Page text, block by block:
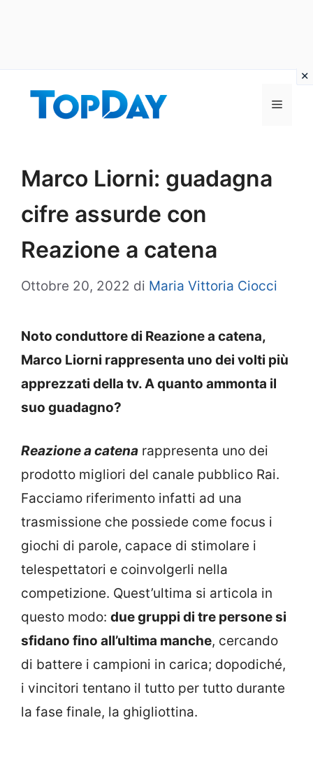
Menu
Marco Liorni: guadagna
cifre assurde con
Reazione a catena
Ottobre 20, 2022 di Maria Vittoria Ciocci
Noto conduttore di Reazione a catena,
Marco Liorni rappresenta uno dei volti più
apprezzati della tv. A quanto ammonta il
suo guadagno?
Reazione a catena rappresenta uno dei
prodotto migliori del canale pubblico Rai.
Facciamo riferimento infatti ad una
trasmissione che possiede come focus i
giochi di parole, capace di stimolare i
telespettatori e coinvolgerli nella
competizione. Quest’ultima si articola in
questo modo: due gruppi di tre persone si
sfidano fino all’ultima manche, cercando
di battere i campioni in carica; dopodiché,
i vincitori tentano il tutto per tutto durante
la fase finale, la ghigliottina.